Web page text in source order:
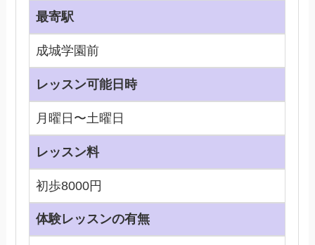
最寄駅
成城学園前
レッスン可能日時
月曜日〜土曜日
レッスン料
初歩8000円
体験レッスンの有無